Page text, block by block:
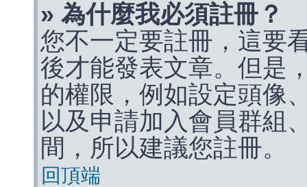
» 為什麼我必須註冊？
您不一定要註冊，這要
後才能發表文章。但是
的權限，例如設定頭像
以及申請加入會員群組
間，所以建議您註冊。
回頂端